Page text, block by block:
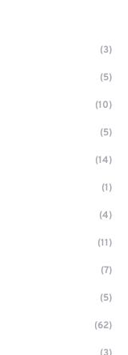
(3)
(5)
(10)
(5)
(14)
(1)
(4)
(11)
(7)
(5)
(62)